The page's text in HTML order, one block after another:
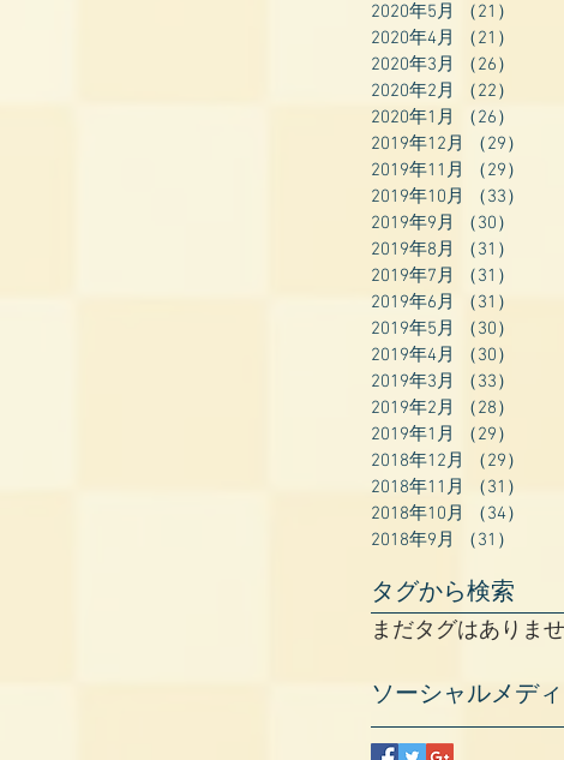
2020年5月
（21）
2020年4月
（21）
2020年3月
（26）
2020年2月
（22）
2020年1月
（26）
2019年12月
（29）
2019年11月
（29）
2019年10月
（33）
2019年9月
（30）
2019年8月
（31）
2019年7月
（31）
2019年6月
（31）
2019年5月
（30）
2019年4月
（30）
2019年3月
（33）
2019年2月
（28）
2019年1月
（29）
2018年12月
（29）
2018年11月
（31）
2018年10月
（34）
2018年9月
（31）
タグから検索
まだタグはありませ
ソーシャルメデ